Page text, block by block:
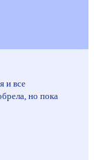
и все
но пока